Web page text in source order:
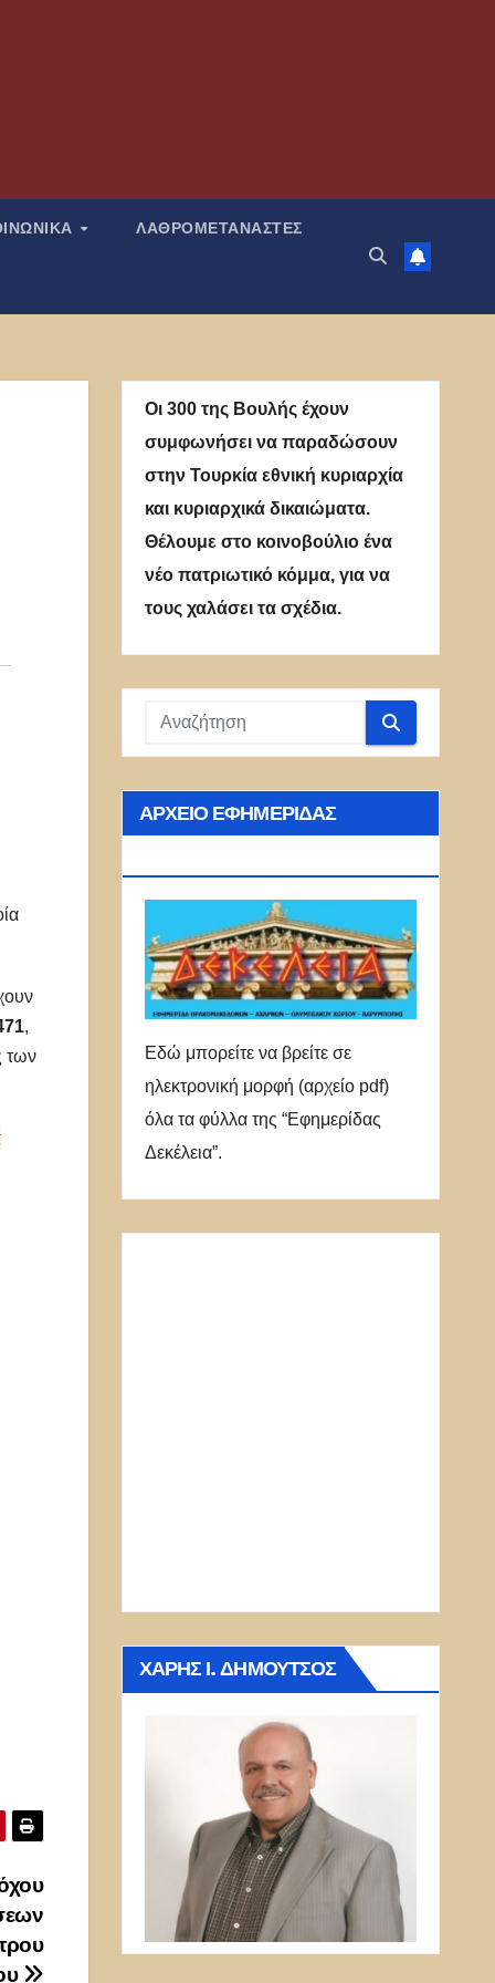
ΛΑΘΡΟΜΕΤΑΝΑΣΤΕΣ
,
των
Οι 300 της Βουλής έχουν
συμφωνήσει να παραδώσουν
στην Τουρκία εθνική κυριαρχία
και κυριαρχικά δικαιώματα.
Θέλουμε στο κοινοβούλιο ένα
νέο πατριωτικό κόμμα, για να
τους χαλάσει τα σχέδια.
ΑΡΧΕΊΟ ΕΦΗΜΕΡΊΔΑΣ
Εδώ μπορείτε να βρείτε σε
ηλεκτρονική μορφή (αρχείο pdf)
όλα τα φύλλα της “Εφημερίδας
Δεκέλεια”.
ΧΆΡΗΣ Ι. ΔΗΜΟΎΤΣΟΣ